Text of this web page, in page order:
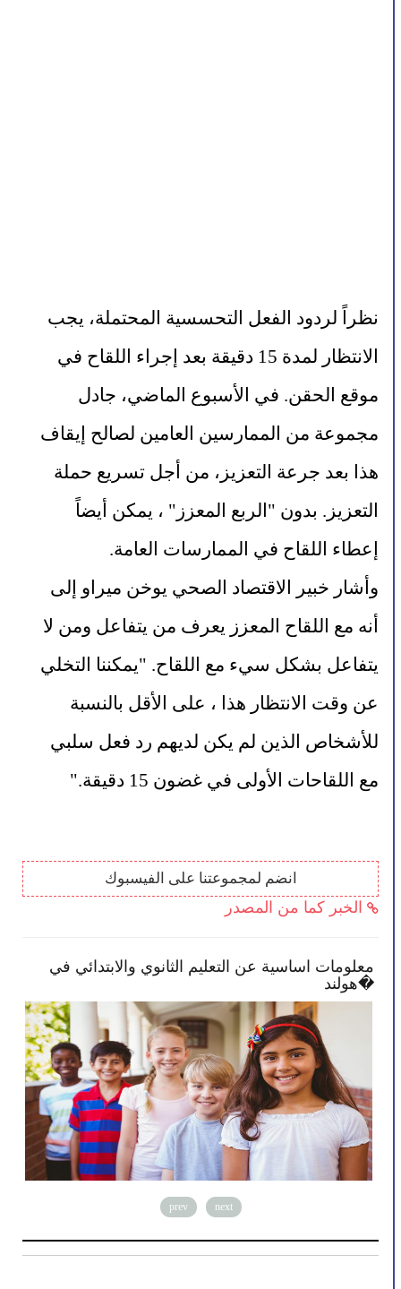
موقع الحقن. في الأسبوع الماضي، جادل
إعطاء اللقاح في الممارسات العامة.
مع اللقاحات الأولى في غضون 15 دقيقة."
انضم لمجموعتنا على الفيسبوك
الخبر كما من المصدر
النصائح تمكنك بأن تصبح أكثر انخراطًا في
طفلك
prev next